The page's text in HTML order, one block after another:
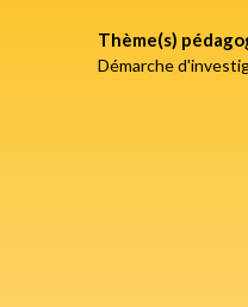
Thème(s)
Démarche